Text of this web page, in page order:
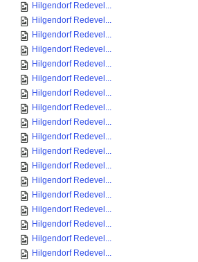
Hilgendorf Redevel...
Hilgendorf Redevel...
Hilgendorf Redevel...
Hilgendorf Redevel...
Hilgendorf Redevel...
Hilgendorf Redevel...
Hilgendorf Redevel...
Hilgendorf Redevel...
Hilgendorf Redevel...
Hilgendorf Redevel...
Hilgendorf Redevel...
Hilgendorf Redevel...
Hilgendorf Redevel...
Hilgendorf Redevel...
Hilgendorf Redevel...
Hilgendorf Redevel...
Hilgendorf Redevel...
Hilgendorf Redevel...